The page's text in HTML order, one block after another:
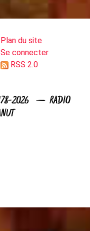
Plan du site
Se connecter
RSS 2.0
2026 — RADIO